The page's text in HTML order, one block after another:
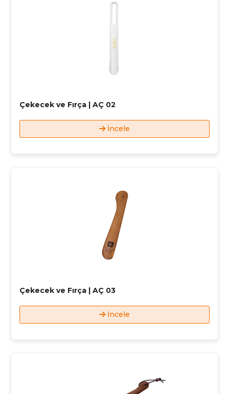
Çekecek ve Fırça | AÇ 02
İncele
Çekecek ve Fırça | AÇ 03
İncele